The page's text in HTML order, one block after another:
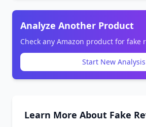
Analyze Another Product
Check any Amazon product for fake
Start New Analysis
Learn More About Fake